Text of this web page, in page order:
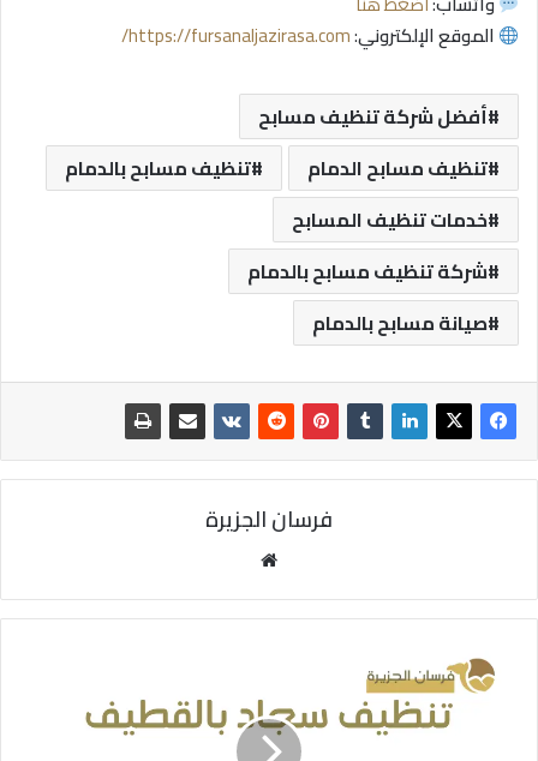
الموقع الإلكتروني:
https://fursanaljazirasa.com/
أفضل شركة تنظيف مسابح
تنظيف مسابح الدمام
تنظيف مسابح بالدمام
خدمات تنظيف المسابح
شركة تنظيف مسابح بالدمام
صيانة مسابح بالدمام
فرسان الجزيرة